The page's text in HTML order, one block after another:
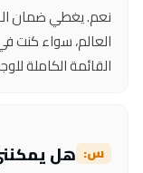
العالم، سواء كنت
القائمة الكاملة
هل